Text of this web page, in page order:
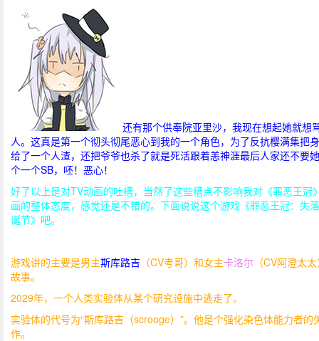
还有那个供奉院亚里沙，我现在想起她就想
人。这真是第一个彻头彻尾恶心到我的一个角色，为了反抗樱满集把
给了一个人渣，还把爷爷也杀了就是死活跟着恙神涯最后人家还不要
个一个SB，呸！恶心！
好了以上是对TV动画的吐槽，当然了这些槽点不影响我对《罪恶王冠
画的整体态度，感觉还是不错的。下面说说这个游戏《罪恶王冠：失
诞节》吧。
游戏讲的主要是男主斯库路吉 （CV考哥）和女主卡洛尔 （CV阿澄太
故事。
2029年，一个人类实验体从某个研究设施中逃走了。
实验体的代号为“斯库路吉（scrooge）”。他是个强化染色体能力者的
作。